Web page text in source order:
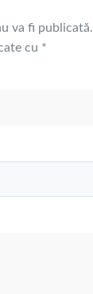
va fi publicată.
cu *